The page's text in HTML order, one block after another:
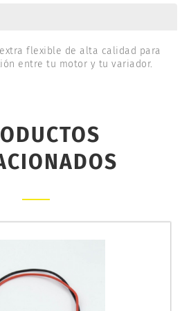
flexible de alta calidad para
entre tu motor y tu variador.